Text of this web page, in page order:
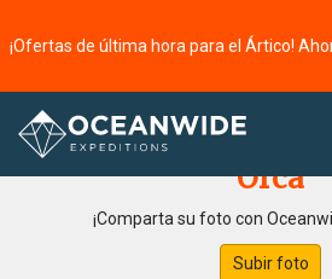
Página principal
Orca
¡Comparta su foto con
Subir foto